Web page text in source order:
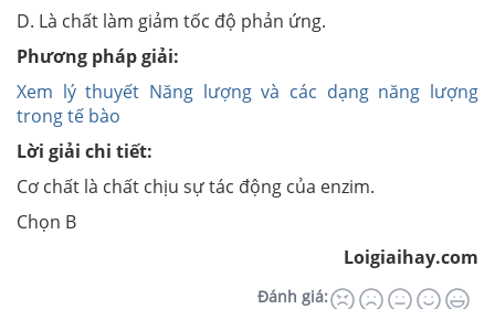
D. Là chất làm giảm tốc độ phản ứng.
Phương pháp giải:
Xem lý thuyết Năng lượng và các dạng năng lượng
trong tế bào
Lời giải chi tiết:
Cơ chất là chất chịu sự tác động của enzim.
Chọn B
Loigiaihay.com
Đánh giá: